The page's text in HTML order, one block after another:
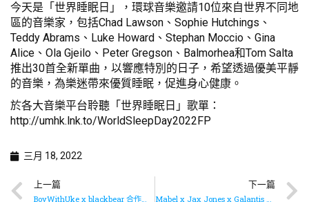
今天是「世界睡眠日」，環球音樂邀請10位來自世界不同地
區的音樂家，包括Chad Lawson、Sophie Hutchings、
Teddy Abrams、Luke Howard、Stephan Moccio、Gina
Alice、Ola Gjeilo、Peter Gregson、Balmorhea和Tom Salta
推出30首全新單曲，以響應特別的日子，希望透過優美平靜
的音樂，為樂迷帶來優質睡眠，促進身心健康。
於各大音樂平台聆聽「世界睡眠日」歌單：
http://umhk.lnk.to/WorldSleepDay2022FP
三月 18, 2022
上一篇
BoyWithUke x blackbear 合作推出新歌《IDGAF》
下一篇
Mabel x Jax Jones x Galantis 打造全新單曲《Good Luck》